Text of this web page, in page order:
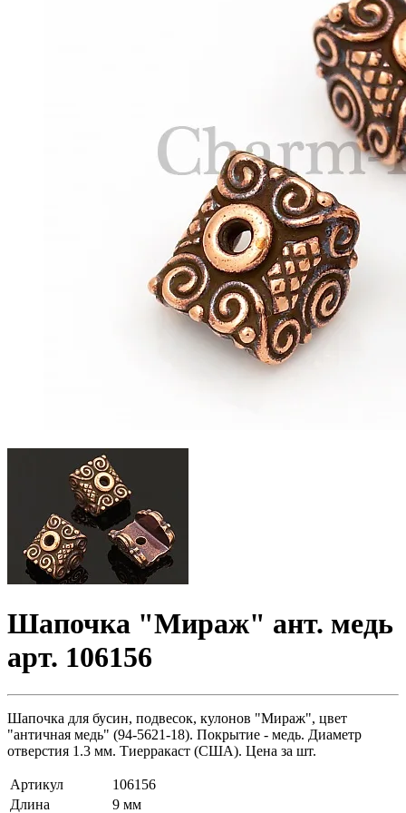
Шапочка "Мираж" ант. медь
арт. 106156
Шапочка для бусин, подвесок, кулонов "Мираж", цвет
"античная медь" (94-5621-18). Покрытие - медь. Диаметр
отверстия 1.3 мм. Тиерракаст (США). Цена за шт.
Артикул
106156
Длина
9 мм